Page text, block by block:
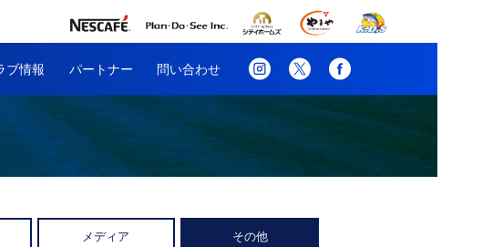
ブ情報 パートナー 問い合わせ
メディア その他